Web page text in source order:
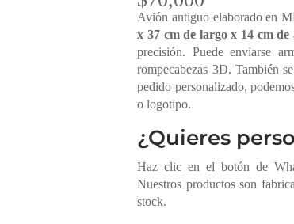
Avión antiguo elaborado en
x 37 cm de largo x 14 cm de
precisión. Puede enviarse
rompecabezas 3D. También
pedido personalizado,
o logotipo.
¿Quieres
Haz clic en el botón de
Nuestros productos son
stock.